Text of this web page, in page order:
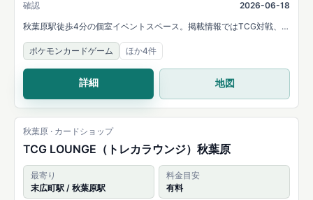
確認
2026-06-18
秋葉原駅徒歩4分の個室イベントスペース。掲載情報ではTCG対戦、オ
フ会、ボードゲーム会などにおすすめと案内され、28名まで利用でき
ます。
ポケモンカードゲーム ほか4件
詳細 地図
秋葉原 · カードショップ
TCG LOUNGE（トレカラウンジ）秋葉原
最寄り
末広町駅 / 秋葉原駅
料金目安
有料